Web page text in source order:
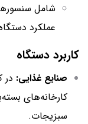
شامل
عملکرد
کاربرد دستگاه
صنایع غذایی: در
کارخانه‌های
سبزیجات.